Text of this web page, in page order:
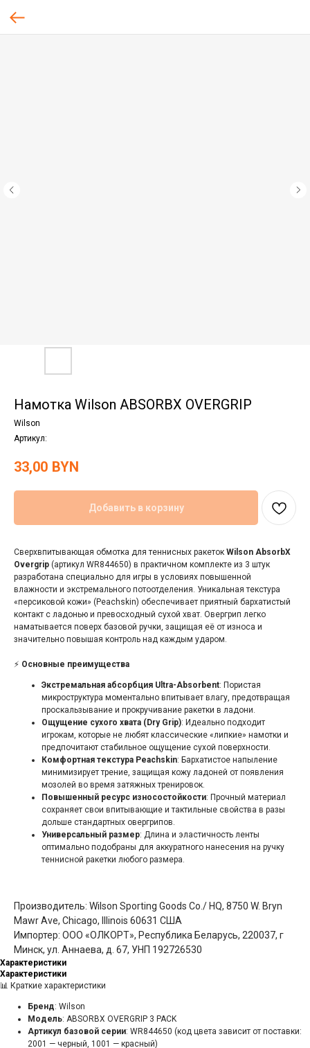
Намотка Wilson ABSORBX OVERGRIP
Wilson
Артикул:
33,00 BYN
Добавить в корзину
Сверхвпитывающая обмотка для теннисных ракеток Wilson AbsorbX
Overgrip (артикул WR844650) в практичном комплекте из 3 штук
разработана специально для игры в условиях повышенной
влажности и экстремального потоотделения. Уникальная текстура
«персиковой кожи» (Peachskin) обеспечивает приятный бархатистый
контакт с ладонью и превосходный сухой хват. Овергрип легко
наматывается поверх базовой ручки, защищая её от износа и
значительно повышая контроль над каждым ударом.
⚡ Основные преимущества
Экстремальная абсорбция Ultra-Absorbent: Пористая
микроструктура моментально впитывает влагу, предотвращая
проскальзывание и прокручивание ракетки в ладони.
Ощущение сухого хвата (Dry Grip): Идеально подходит
игрокам, которые не любят классические «липкие» намотки и
предпочитают стабильное ощущение сухой поверхности.
Комфортная текстура Peachskin: Бархатистое напыление
минимизирует трение, защищая кожу ладоней от появления
мозолей во время затяжных тренировок.
Повышенный ресурс износостойкости: Прочный материал
сохраняет свои впитывающие и тактильные свойства в разы
дольше стандартных овергрипов.
Универсальный размер: Длина и эластичность ленты
оптимально подобраны для аккуратного нанесения на ручку
теннисной ракетки любого размера.
Производитель: Wilson Sporting Goods Co./ HQ, 8750 W. Bryn
Mawr Ave, Chicago, Illinois 60631 США
Импортер: ООО «ОЛКОРТ», Республика Беларусь, 220037, г
Минск, ул. Аннаева, д. 67, УНП 192726530
Характеристики
Характеристики
📊 Краткие характеристики
Бренд: Wilson
Модель: ABSORBX OVERGRIP 3 PACK
Артикул базовой серии: WR844650 (код цвета зависит от поставки:
2001 — черный, 1001 — красный)